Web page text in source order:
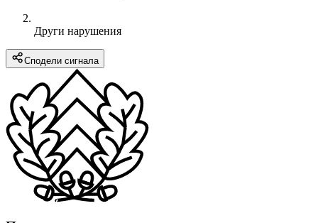
Други нарушения
Сподели сигнала